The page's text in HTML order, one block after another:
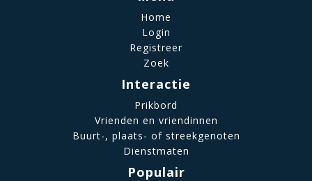
Home
Login
Registreer
Zoek
Interactie
Prikbord
Vrienden en vriendinnen
Buurt-, plaats- of streekgenoten
Dienstmaten
Populair